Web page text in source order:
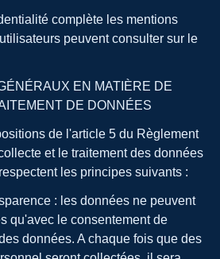
complète les mentions
peuvent consulter sur le
EN MATIÈRE DE
DE DONNÉES
de l'article 5 du Règlement
et le traitement des données
les principes suivants :
: les données ne peuvent
qu'avec le consentement de
données. A chaque fois que des